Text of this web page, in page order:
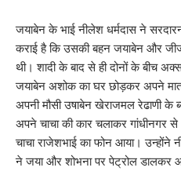
जयाबेन के भाई नीलेश धर्मदास ने
कराई है कि उसकी बहन जयाबेन और
थी। शादी के बाद से ही दोनों के बीच
जयाबेन अशोक का घर छोड़कर अपने
अपनी मौसी उषाबेन खेराजमल रेढाणी के
अपने चाचा की कार चलाकर गांधीनगर
चाचा राजेशभाई का फोन आया।
ने जया और शोभना पर पेट्रोल डालकर